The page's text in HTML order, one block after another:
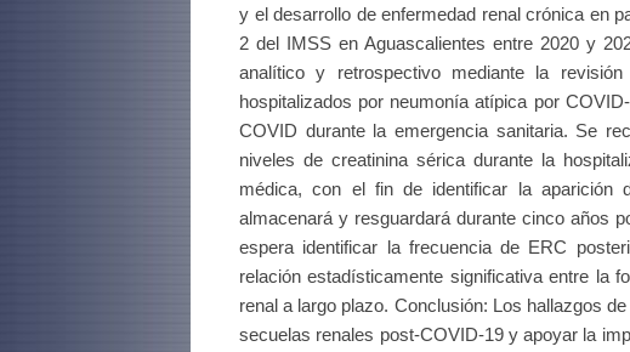
y el desarrollo de enfermedad renal crónica en
2 del IMSS en Aguascalientes entre 2020 y
analítico y retrospectivo mediante la
hospitalizados por neumonía atípica por
COVID durante la emergencia sanitaria. Se
niveles de creatinina sérica durante la
médica, con el fin de identificar la aparición
almacenará y resguardará durante cinco años
espera identificar la frecuencia de ERC
relación estadísticamente significativa entre la
renal a largo plazo. Conclusión: Los hallazgos
secuelas renales post-COVID-19 y apoyar la